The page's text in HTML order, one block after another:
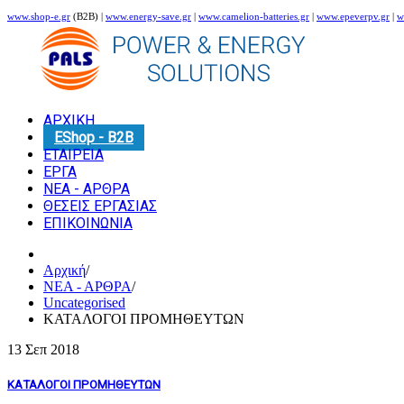
www.shop-e.gr (B2B) | www.energy-save.gr www.camelion-batteries.gr www.epeverpv.gr
ΑΡΧΙΚΗ
EShop - B2B
ΕΤΑΙΡΕΙΑ
ΕΡΓΑ
ΝΕΑ - ΑΡΘΡΑ
ΘΕΣΕΙΣ ΕΡΓΑΣΙΑΣ
ΕΠΙΚΟΙΝΩΝΙΑ
Αρχική/
ΝΕΑ - ΑΡΘΡΑ/
Uncategorised
ΚΑΤΑΛΟΓΟΙ ΠΡΟΜΗΘΕΥΤΩΝ
13 Σεπ 2018
ΚΑΤΑΛΟΓΟΙ ΠΡΟΜΗΘΕΥΤΩΝ